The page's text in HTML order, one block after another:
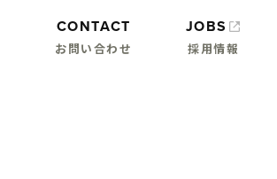
CONTACT
お問い合わせ
JOBS
採用情報